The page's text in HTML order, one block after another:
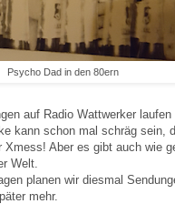
Psycho Dad in den 80ern
auf Radio Wattwerker
kann schon mal schräg sein,
Xmess! Aber es gibt auch wie
Welt.
planen wir diesmal
mehr.